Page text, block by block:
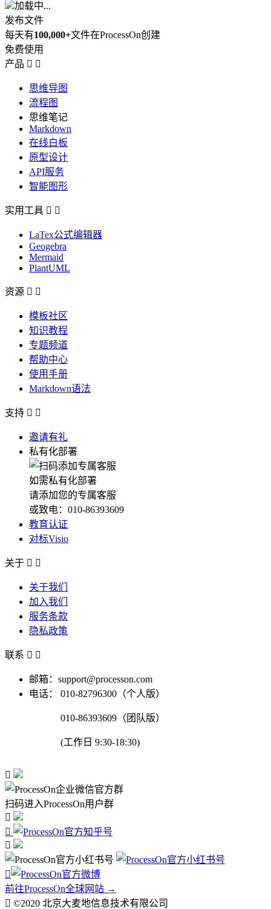
加载中...
发布文件
每天有100,000+文件在ProcessOn创建
免费使用
产品  
思维导图
流程图
思维笔记
Markdown
在线白板
原型设计
API服务
智能图形
实用工具  
LaTex公式编辑器
Geogebra
Mermaid
PlantUML
资源  
模板社区
知识教程
专题频道
帮助中心
使用手册
Markdown语法
支持  
邀请有礼
私有化部署
如需私有化部署
请添加您的专属客服
或致电：010-86393609
教育认证
对标Visio
关于  
关于我们
加入我们
服务条款
隐私政策
联系  
邮箱：support@processon.com
电话：
010-82796300（个人版）
010-86393609（团队版）
(工作日 9:30-18:30)

扫码进入ProcessOn用户群




前往ProcessOn全球网站 →
 ©2020 北京大麦地信息技术有限公司